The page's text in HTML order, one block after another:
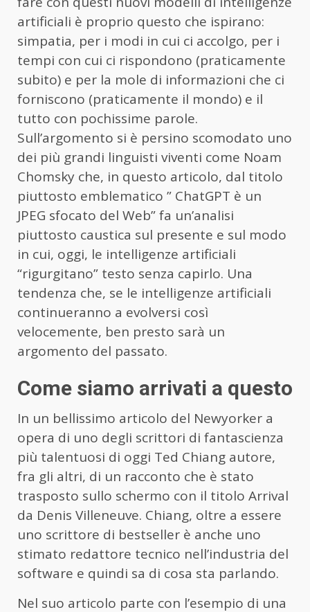
artificiali è proprio questo che ispirano:
simpatia, per i modi in cui ci accolgo, per i
tempi con cui ci rispondono (praticamente
subito) e per la mole di informazioni che ci
forniscono (praticamente il mondo) e il
tutto con pochissime parole.
Sull’argomento si è persino scomodato uno
dei più grandi linguisti viventi come Noam
Chomsky che, in questo articolo, dal titolo
piuttosto emblematico ” ChatGPT è un
JPEG sfocato del Web” fa un’analisi
piuttosto caustica sul presente e sul modo
in cui, oggi, le intelligenze artificiali
“rigurgitano” testo senza capirlo. Una
tendenza che, se le intelligenze artificiali
continueranno a evolversi così
velocemente, ben presto sarà un
argomento del passato.
Come siamo arrivati a questo
In un bellissimo articolo del Newyorker a
opera di uno degli scrittori di fantascienza
più talentuosi di oggi Ted Chiang autore,
fra gli altri, di un racconto che è stato
trasposto sullo schermo con il titolo Arrival
da Denis Villeneuve. Chiang, oltre a essere
uno scrittore di bestseller è anche uno
stimato redattore tecnico nell’industria del
software e quindi sa di cosa sta parlando.
Nel suo articolo parte con l’esempio di una